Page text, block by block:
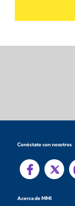
Conéctate con nosotros
Acerca de MMI